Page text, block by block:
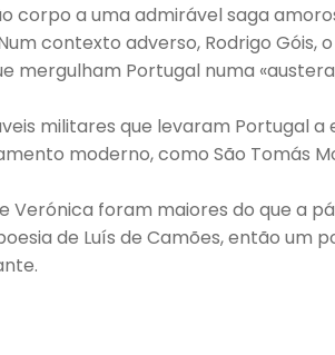
corpo a uma admirável saga
contexto adverso, Rodrigo
Portugal numa
militares que levaram Portugal a
moderno, como São Tomás
Verónica foram maiores do que a
de Luís de Camões, então